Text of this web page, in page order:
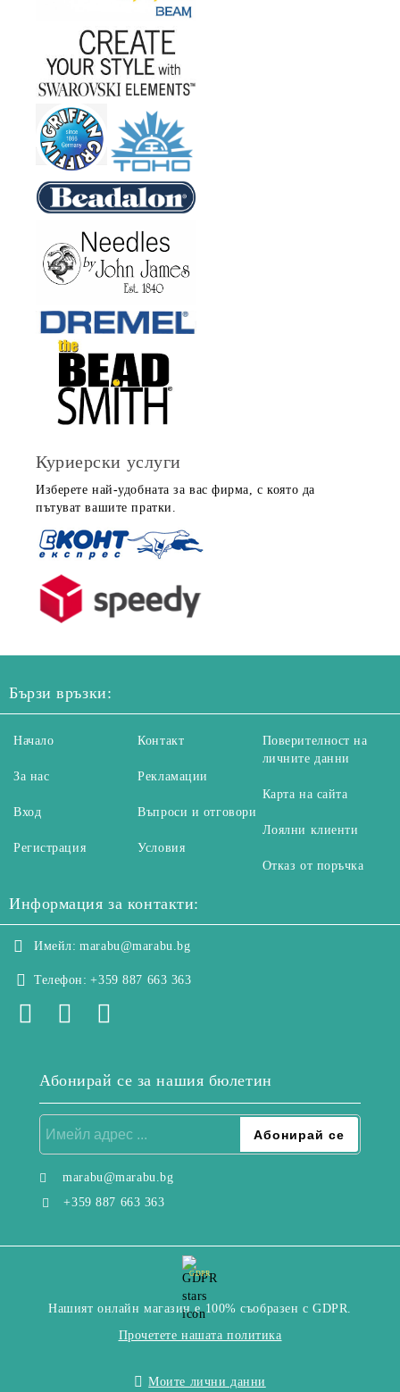
Куриерски услуги
Изберете най-удобната за вас фирма, с която да
пътуват вашите пратки.
Бързи връзки:
Начало
За нас
Вход
Регистрация
Контакт
Рекламации
Въпроси и отговори
Условия
Поверителност на
личните данни
Карта на сайта
Лоялни клиенти
Отказ от поръчка
Информация за контакти:
Имейл: marabu@marabu.bg
Телефон: +359 887 663 363
Абонирай се за нашия бюлетин
marabu@marabu.bg
+359 887 663 363
GDPR
Нашият онлайн магазин е 100% съобразен с GDPR.
Прочетете нашата политика
Моите лични данни